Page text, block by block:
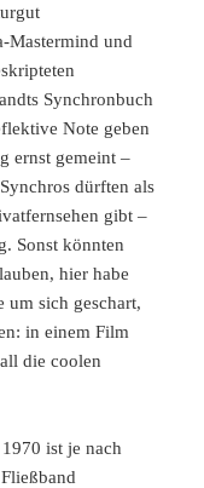
Mastermind und
Synchronbuch
Note geben
ernst gemeint –
dürften als
gibt –
Sonst könnten
hier habe
um sich geschart,
in einem Film
die coolen
ist je nach